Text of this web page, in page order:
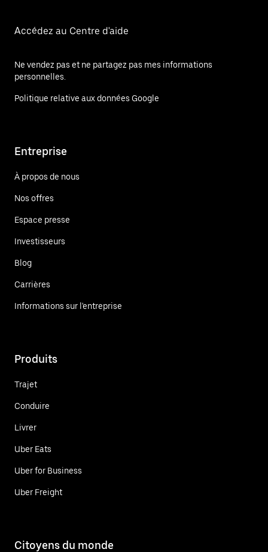
Accédez au Centre d'aide
Ne vendez pas et ne partagez pas mes informations
personnelles.
Politique relative aux données Google
Entreprise
À propos de nous
Nos offres
Espace presse
Investisseurs
Blog
Carrières
Informations sur l'entreprise
Produits
Trajet
Conduire
Livrer
Uber Eats
Uber for Business
Uber Freight
Citoyens du monde